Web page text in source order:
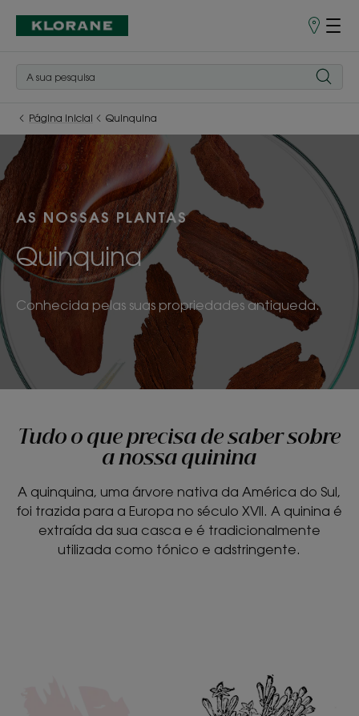
Pontos
Página inicial Quinquina
AS NOSSAS PLANTAS
Quinquina
Conhecida pelas suas propriedades antiqueda.
Tudo o que precisa de saber sobre
a nossa quinina
A quinquina, uma árvore nativa da América do Sul,
foi trazida para a Europa no século XVII. A quinina é
extraída da sua casca e é tradicionalmente
utilizada como tónico e adstringente.